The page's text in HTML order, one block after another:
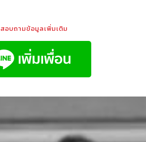
สอบถามข้อมูลเพิ่มเติม